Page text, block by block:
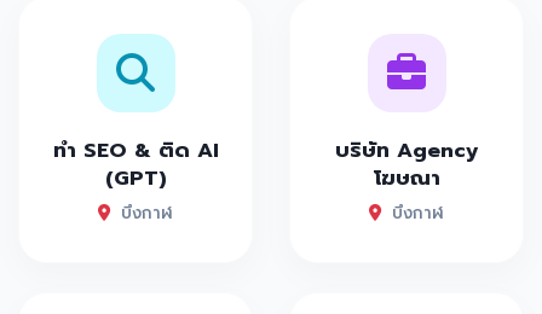
ทำ SEO & ติด AI
(GPT)
บึงกาฬ
บริษัท Agency
โฆษณา
บึงกาฬ